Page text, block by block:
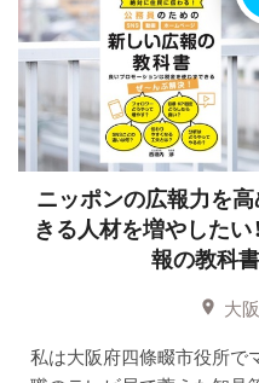
ニッポンの広報力を
きる人材を増やしたい
報の教科
大
私は大阪府四條畷市役所で